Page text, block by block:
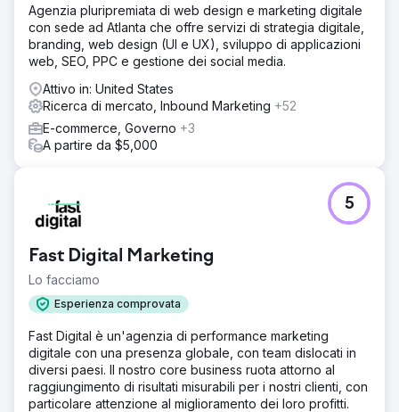
e SEM, migliorando in modo efficace la nostra presenza
online.
Risultato
Dal rilancio, le vendite sono aumentate del 56% da inizio
anno. L'integrazione con il nostro CRM semplifica il
marketing per i consumatori finali e facilita il collegamento
delle campagne social al nostro sito per ulteriori
informazioni. I contenuti educativi sono stati premiati e
hanno visto aumentare le richieste degli ambasciatori SM.
Agenzia pluripremiata di web design e marketing digitale
con sede ad Atlanta che offre servizi di strategia digitale,
branding, web design (UI e UX), sviluppo di applicazioni
web, SEO, PPC e gestione dei social media.
Attivo in: United States
Ricerca di mercato, Inbound Marketing +52
E-commerce, Governo +3
A partire da $5,000
Fast Digital Marketing
Lo facciamo
Esperienza comprovata
5
Fast Digital è un'agenzia di performance marketing
digitale con una presenza globale, con team dislocati in
diversi paesi. Il nostro core business ruota attorno al
raggiungimento di risultati misurabili per i nostri clienti, con
particolare attenzione al miglioramento dei loro profitti.